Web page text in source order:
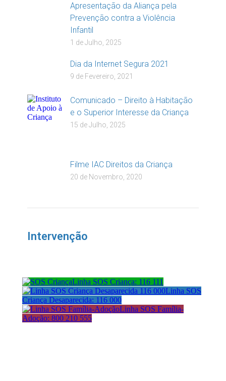
Apresentação da Aliança pela
Prevenção contra a Violência
Infantil
1 de Julho, 2025
Dia da Internet Segura 2021
9 de Fevereiro, 2021
Comunicado – Direito à Habitação
e o Superior Interesse da Criança
15 de Julho, 2025
Filme IAC Direitos da Criança
20 de Novembro, 2020
Intervenção
Linha SOS Criança: 116 111
Linha SOS
Criança Desaparecida: 116 000
Linha SOS Família-
Adoção: 800 210 555